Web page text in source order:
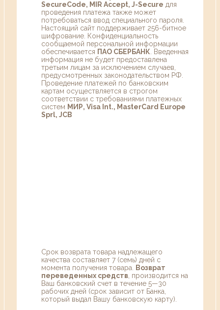
SecureCode, MIR Accept, J-Secure для
проведения платежа также может
потребоваться ввод специального пароля.
Настоящий сайт поддерживает 256-битное
шифрование. Конфиденциальность
сообщаемой персональной информации
обеспечивается ПАО СБЕРБАНК . Введенная
информация не будет предоставлена
третьим лицам за исключением случаев,
предусмотренных законодательством РФ.
Проведение платежей по банковским
картам осуществляется в строгом
соответствии с требованиями платежных
систем МИР, Visa Int., MasterCard Europe
Sprl, JCB
Срок возврата товара надлежащего
качества составляет 7 (семь) дней с
момента получения товара.
Возврат
переведенных средств , производится на
Ваш банковский счет в течение 5—30
рабочих дней (срок зависит от Банка,
который выдал Вашу банковскую карту).